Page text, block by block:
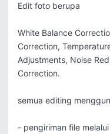
Edit foto berupa
White Balance
Correction,
Adjustments, Noise
Correction.
semua editing
- pengiriman file